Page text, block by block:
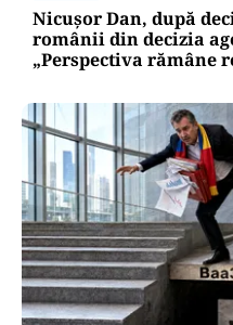
Nicușor Dan, după
românii din decizia
„Perspectiva rămâne